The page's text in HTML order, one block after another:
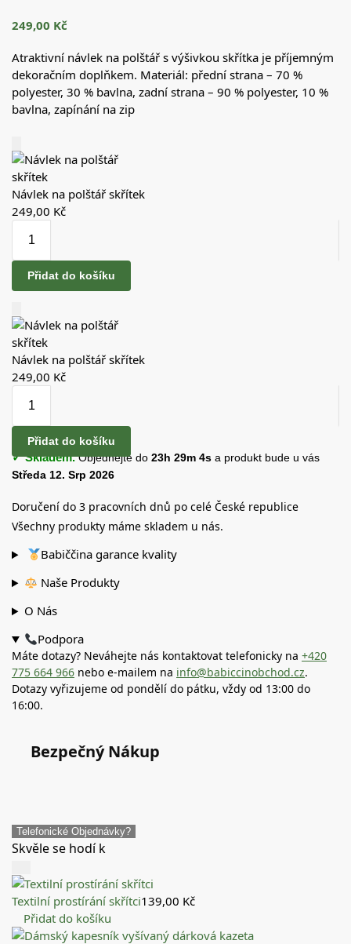
249,00 Kč
Atraktivní návlek na polštář s výšivkou skřítka je příjemným
dekoračním doplňkem. Materiál: přední strana – 70 %
polyester, 30 % bavlna, zadní strana – 90 % polyester, 10 %
bavlna, zapínání na zip
Návlek na polštář skřítek
249,00 Kč
Přidat do košíku
Návlek na polštář skřítek
249,00 Kč
Přidat do košíku
✓ Skladem. Objednejte do 23h 29m 3s a produkt bude u vás
Středa 12. Srp 2026
Doručení do 3 pracovních dnů po celé České republice
Všechny produkty máme skladem u nás.
Babiččina garance kvality
Naše Produkty
O Nás
Podpora
Máte dotazy? Neváhejte nás kontaktovat telefonicky na +420
775 664 966 nebo e-mailem na info@babiccinobchod.cz.
Dotazy vyřizujeme od pondělí do pátku, vždy od 13:00 do
16:00.
Bezpečný Nákup
Telefonické Objednávky?
Textilní prostírání skřítci139,00 Kč
Přidat do košíku